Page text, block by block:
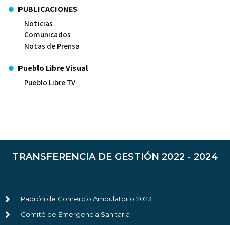
PUBLICACIONES
Noticias
Comunicados
Notas de Prensa
Pueblo Libre Visual
Pueblo Libre TV
TRANSFERENCIA DE GESTIÓN 2022 - 2024
Padrón de Comercio Ambulatorio 2023
Comité de Emergencia Sanitaria